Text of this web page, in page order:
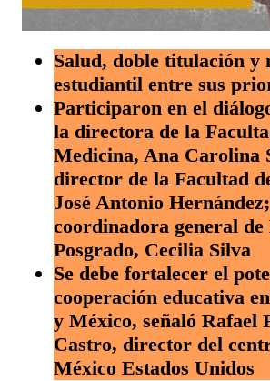
Salud, doble titulación y
estudiantil entre sus
Participaron en el
la directora de la
Medicina, Ana Carolina
director de la Facultad
José Antonio
coordinadora general de
Posgrado, Cecilia Silva
Se debe fortalecer el
cooperación educativa
y México, señaló Rafael
Castro, director del
México Estados Unidos